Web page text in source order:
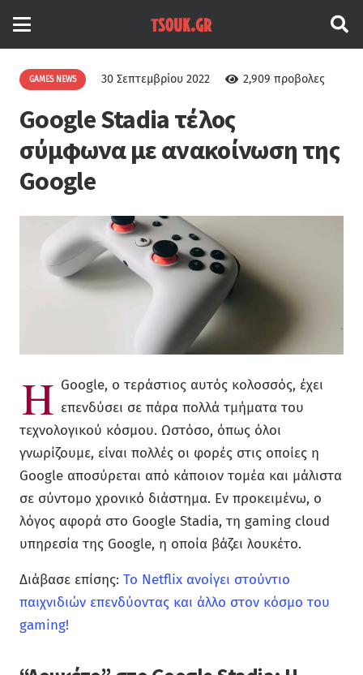
GAMES NEWS 30 Σεπτεμβρίου 2022 2,909 προβολες
Google Stadia τέλος
σύμφωνα με ανακοίνωση της
Google
Η Google, ο τεράστιος αυτός κολοσσός, έχει
επενδύσει σε πάρα πολλά τμήματα του
τεχνολογικού κόσμου. Ωστόσο, όπως όλοι
γνωρίζουμε, είναι πολλές οι φορές στις οποίες η
Google αποσύρεται από κάποιον τομέα και μάλιστα
σε σύντομο χρονικό διάστημα. Εν προκειμένω, ο
λόγος αφορά στο Google Stadia, τη gaming cloud
υπηρεσία της Google, η οποία βάζει λουκέτο.
Διάβασε επίσης: Το Netflix ανοίγει στούντιο
παιχνιδιών επενδύοντας και άλλο στον κόσμο του
gaming!